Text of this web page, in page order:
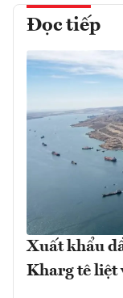
Đọc tiếp
Xuất khẩu
Kharg tê liệt